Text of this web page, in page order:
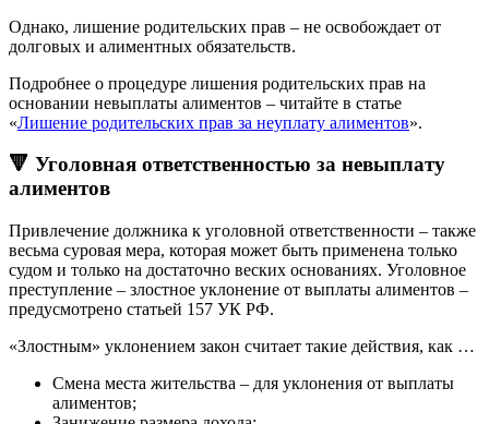
Однако, лишение родительских прав – не освобождает от
долговых и алиментных обязательств.
Подробнее о процедуре лишения родительских прав на
основании невыплаты алиментов – читайте в статье
«Лишение родительских прав за неуплату алиментов».
🔻 Уголовная ответственностью за невыплату
алиментов
Привлечение должника к уголовной ответственности – также
весьма суровая мера, которая может быть применена только
судом и только на достаточно веских основаниях. Уголовное
преступление – злостное уклонение от выплаты алиментов –
предусмотрено статьей 157 УК РФ.
«Злостным» уклонением закон считает такие действия, как …
Смена места жительства – для уклонения от выплаты
алиментов;